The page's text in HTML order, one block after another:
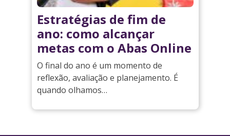
Estratégias de fim de
ano: como alcançar
metas com o Abas Online
O final do ano é um momento de
reflexão, avaliação e planejamento. É
quando olhamos…